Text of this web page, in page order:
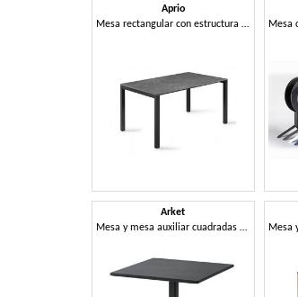
Aprio
Mesa rectangular con estructura de aluminio y tablero en Compactop
Arket
Mesa y mesa auxiliar cuadradas o redondas de metal con base de 3 o 4 radios